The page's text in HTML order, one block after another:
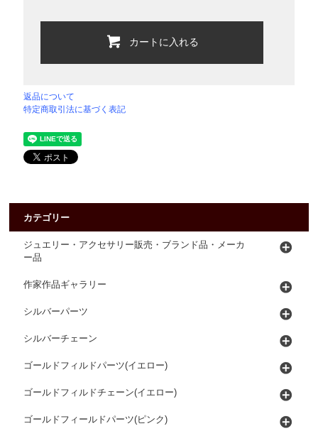
カートに入れる
返品について
特定商取引法に基づく表記
カテゴリー
ジュエリー・アクセサリー販売・ブランド品・メーカ
ー品
作家作品ギャラリー
シルバーパーツ
シルバーチェーン
ゴールドフィルドパーツ(イエロー)
ゴールドフィルドチェーン(イエロー)
ゴールドフィールドパーツ(ピンク)